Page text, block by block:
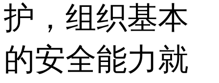
护，组织基本
的安全能力就